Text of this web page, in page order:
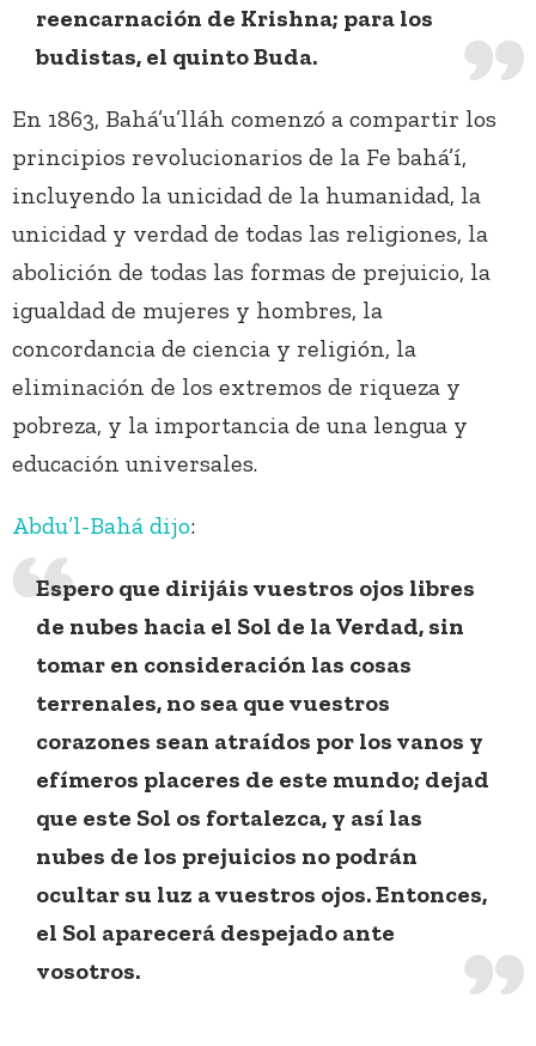
reencarnación de Krishna; para los
budistas, el quinto Buda.
En 1863, Bahá’u’lláh comenzó a compartir los
principios revolucionarios de la Fe bahá’í,
incluyendo la unicidad de la humanidad, la
unicidad y verdad de todas las religiones, la
abolición de todas las formas de prejuicio, la
igualdad de mujeres y hombres, la
concordancia de ciencia y religión, la
eliminación de los extremos de riqueza y
pobreza, y la importancia de una lengua y
educación universales.
Abdu’l-Bahá dijo:
Espero que dirijáis vuestros ojos libres
de nubes hacia el Sol de la Verdad, sin
tomar en consideración las cosas
terrenales, no sea que vuestros
corazones sean atraídos por los vanos y
efímeros placeres de este mundo; dejad
que este Sol os fortalezca, y así las
nubes de los prejuicios no podrán
ocultar su luz a vuestros ojos. Entonces,
el Sol aparecerá despejado ante
vosotros.